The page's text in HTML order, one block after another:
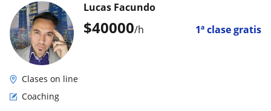
$40000/h 1ª clase gratis
Lucas Facundo
Clases on line
Coaching